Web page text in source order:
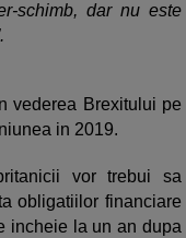
schimb, dar nu este
vederea Brexitului pe
in 2019.
vor trebui sa
obligatiilor financiare
incheie la un an dupa